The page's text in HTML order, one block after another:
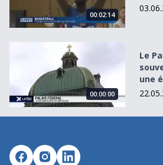
00:02:14
Le Palais fédéral trop souvent
00:00:00
Le
une